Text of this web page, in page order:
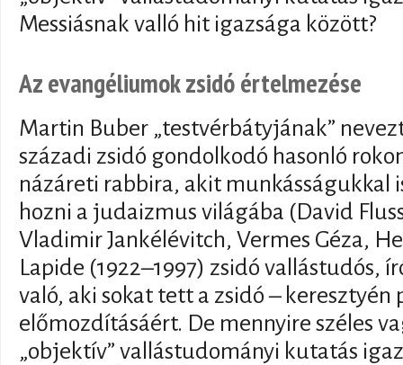
Messiásnak valló hit igazsága között?
Az evangéliumok zsidó értelmezése
Martin Buber „testvérbátyjának”
századi zsidó gondolkodó hasonló
názáreti rabbira, akit munkásságukkal
hozni a judaizmus világába (David
Vladimir Jankélévitch, Vermes Géza,
Lapide (1922–1997) zsidó vallástudós,
való, aki sokat tett a zsidó – keresztyén
előmozdításáért. De mennyire széles
„objektív” vallástudományi kutatás